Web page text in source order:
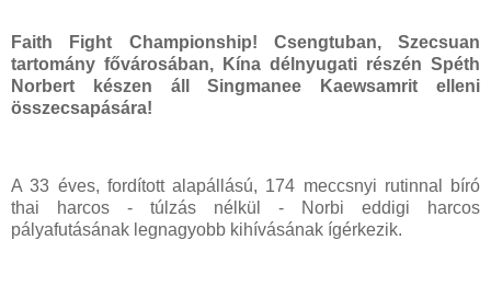
Faith Fight Championship! Csengtuban, Szecsuan
tartomány fővárosában, Kína délnyugati részén Spéth
Norbert készen áll Singmanee Kaewsamrit elleni
összecsapására!
A 33 éves, fordított alapállású, 174 meccsnyi rutinnal bíró
thai harcos - túlzás nélkül - Norbi eddigi harcos
pályafutásának legnagyobb kihívásának ígérkezik.